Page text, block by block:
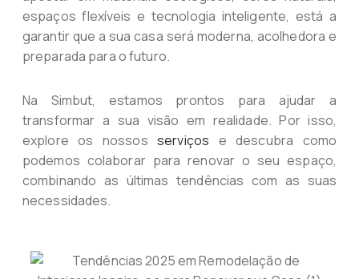
espaços flexíveis e tecnologia inteligente, está a
garantir que a sua casa será moderna, acolhedora e
preparada para o futuro.
Na Simbut, estamos prontos para ajudar a
transformar a sua visão em realidade. Por isso,
explore os nossosserviços e descubra como
podemos colaborar para renovar o seu espaço,
combinando as últimas tendências com as suas
necessidades.